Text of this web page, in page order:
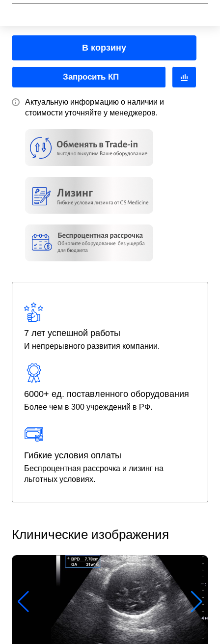
В корзину
Запросить КП
Актуальную информацию о наличии и
стоимости уточняйте у менеджеров.
7 лет успешной работы
И непрерывного развития компании.
6000+ ед. поставленного оборудования
Более чем в 300 учреждений в РФ.
Гибкие условия оплаты
Беспроцентная рассрочка и лизинг на
льготных условиях.
Клинические изображения